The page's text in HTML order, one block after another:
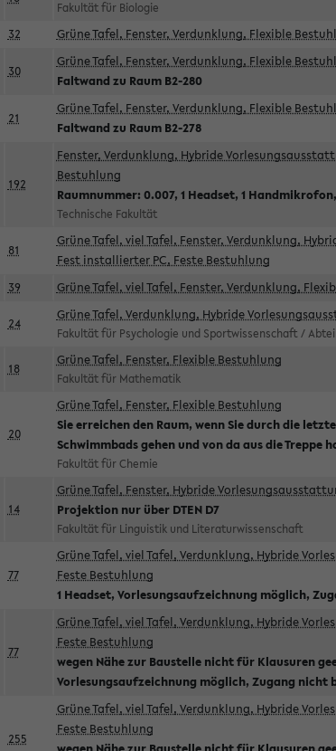
Fakultät für Biologie
32 Grüne Tafel, Fenster, Verdunklung, Flexible
30
Grüne Tafel, Fenster, Verdunklung, Flexible
Faltwand zu Raum B2-280
21
Grüne Tafel, Fenster, Verdunklung, Flexible
Faltwand zu Raum B2-278
192
Fenster, Verdunklung, Hybride
Bestuhlung
Raumnummer: 0.007, 1 Headset, 1
Technische Fakultät
81
Grüne Tafel, viel Tafel, Fenster, Verdunklung,
Fest installierter PC, Feste Bestuhlung
39 Grüne Tafel, viel Tafel, Fenster, Verdunklung,
24
Grüne Tafel, Verdunklung, Hybride
Fakultät für Psychologie und Sportwissenschaft /
18
Grüne Tafel, Fenster, Flexible Bestuhlung
Fakultät für Mathematik
20
Grüne Tafel, Fenster, Flexible Bestuhlung
Sie erreichen den Raum, wenn Sie durch die
Schwimmbads gehen und von da aus die Treppe
Fakultät für Chemie
14
Grüne Tafel, Fenster, Hybride
Projektion nur über DTEN D7
Fakultät für Linguistik und Literaturwissenschaft
77
Grüne Tafel, viel Tafel, Verdunklung, Hybride
Feste Bestuhlung
1 Headset, Vorlesungsaufzeichnung möglich,
77
Grüne Tafel, viel Tafel, Verdunklung, Hybride
Feste Bestuhlung
wegen Nähe zur Baustelle nicht für Klausuren
Vorlesungsaufzeichnung möglich, Zugang nicht
255
Grüne Tafel, viel Tafel, Verdunklung, Hybride
Feste Bestuhlung